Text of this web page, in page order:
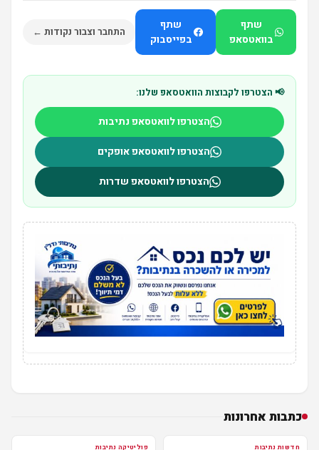
שתף
בוואטסאפ
שתף
בפייסבוק
התחבר וצבור נקודות ←
📢 הצטרפו לקבוצות הוואטסאפ שלנו:
הצטרפו לוואטסאפ נתיבות
הצטרפו לוואטסאפ אופקים
הצטרפו לוואטסאפ שדרות
כתבות אחרונות
חדשות נתיבות פוליטיקה נתיבות